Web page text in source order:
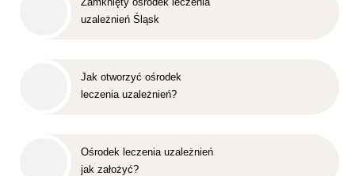
uzależnień Śląsk
Jak otworzyć ośrodek
leczenia uzależnień?
Ośrodek leczenia uzależnień
jak założyć?